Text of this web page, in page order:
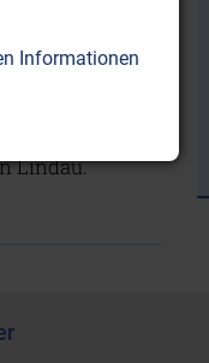
Teilnahme
Lindau.
Informationen